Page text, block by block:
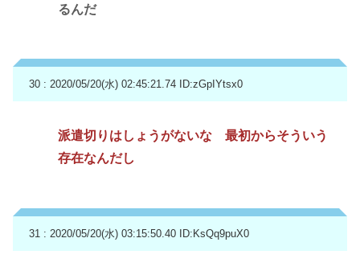
るんだ
30 : 2020/05/20(水) 02:45:21.74 ID:zGpIYtsx0
派遣切りはしょうがないな 最初からそういう
存在なんだし
31 : 2020/05/20(水) 03:15:50.40 ID:KsQq9puX0